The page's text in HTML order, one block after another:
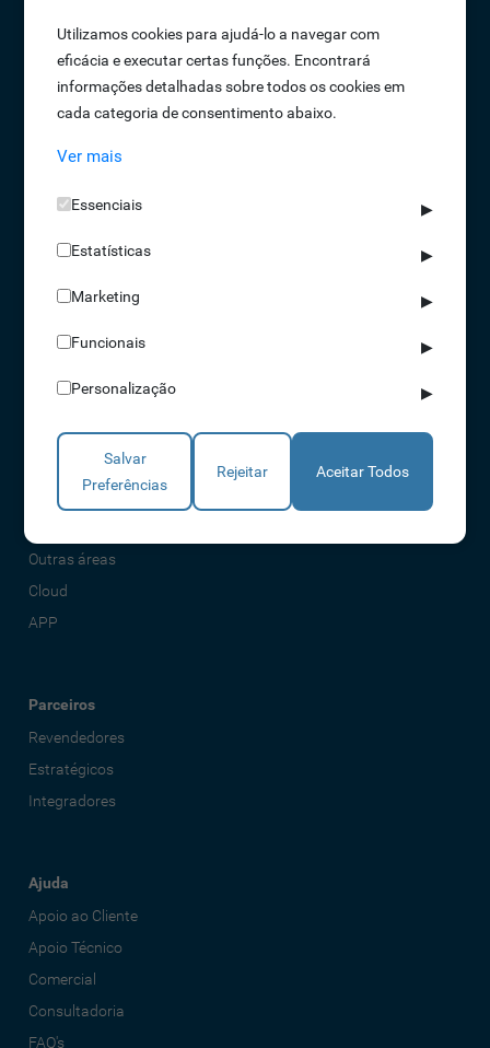
Empresa
Sobre Nós
Oportunidades de Emprego
Termos e Condições
Política de Privacidade
Livro de reclamações
Soluções
Acessos
Torniquetes
Parques Auto
Rondas e Serviços
Outras áreas
Cloud
APP
Parceiros
Revendedores
Estratégicos
Integradores
Ajuda
Apoio ao Cliente
Apoio Técnico
Comercial
Consultadoria
FAQ's
Utilizamos cookies para ajudá-lo a navegar com
eficácia e executar certas funções. Encontrará
informações detalhadas sobre todos os cookies em
cada categoria de consentimento abaixo.
Ver mais
Essenciais ▶
Estatísticas ▶
Marketing ▶
Funcionais ▶
Personalização ▶
Salvar
Preferências
Rejeitar Aceitar Todos